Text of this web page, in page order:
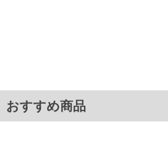
おすすめ商品